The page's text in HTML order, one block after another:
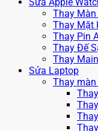
Sửa Apple
Thay Màn
Thay Mặt
Thay Pin
Thay Đế
Thay
Sửa Laptop
Thay